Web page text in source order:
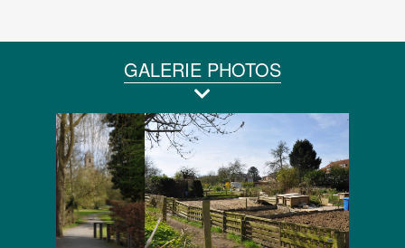
GALERIE PHOTOS